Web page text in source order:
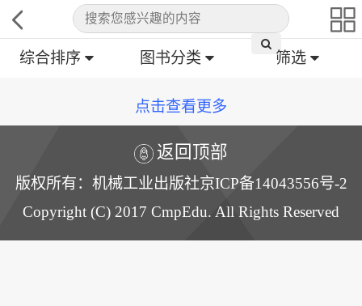
综合排序 图书分类 筛选
点击查看更多
返回顶部
版权所有：机械工业出版社京ICP备14043556号-2
Copyright (C) 2017 CmpEdu. All Rights Reserved